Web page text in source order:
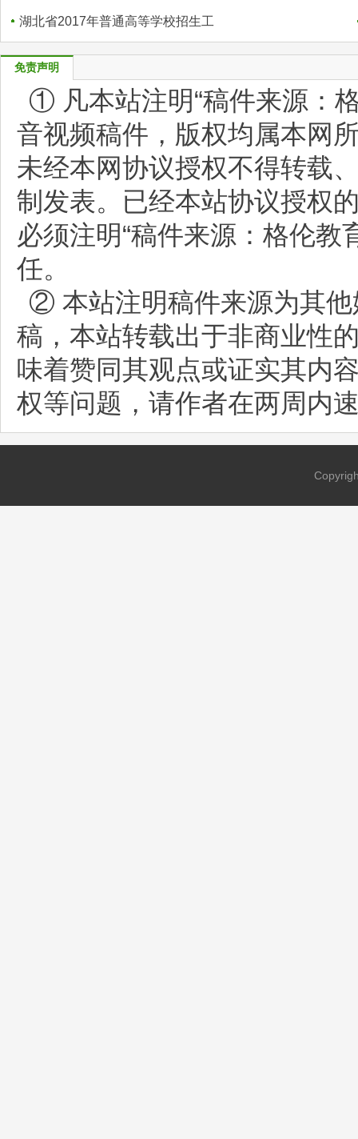
湖北省2017年普通高等学校招生工
免责声明
① 凡本站注明“稿件来源：
音视频稿件，版权均属本网
未经本网协议授权不得转载
制发表。已经本站协议授权
必须注明“稿件来源：格伦教
任。
② 本站注明稿件来源为其
稿，本站转载出于非商业性
味着赞同其观点或证实其内
权等问题，请作者在两周内